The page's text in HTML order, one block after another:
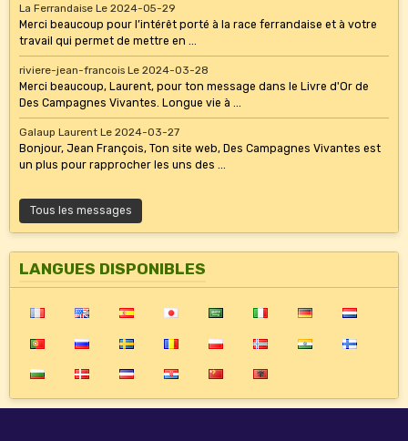
La Ferrandaise Le 2024-05-29
Merci beaucoup pour l’intérêt porté à la race ferrandaise et à votre
travail qui permet de mettre en ...
riviere-jean-francois Le 2024-03-28
Merci beaucoup, Laurent, pour ton message dans le Livre d'Or de
Des Campagnes Vivantes. Longue vie à ...
Galaup Laurent Le 2024-03-27
Bonjour, Jean François, Ton site web, Des Campagnes Vivantes est
un plus pour rapprocher les uns des ...
Tous les messages
LANGUES DISPONIBLES